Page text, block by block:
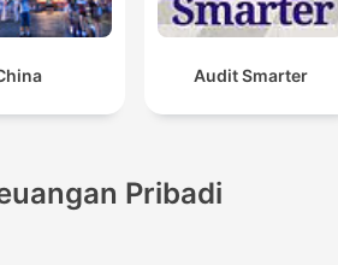
Audit Smarter
Pribadi